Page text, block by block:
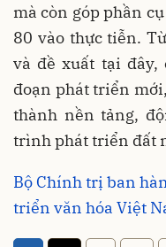
mà còn góp phần
80 vào thực tiễn.
và đề xuất tại đây,
đoạn phát triển
thành nền tảng,
trình phát triển đất
Bộ Chính trị ban
triển văn hóa Việt